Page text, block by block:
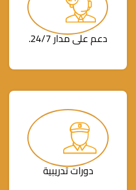
دعم على مدار 24/7.
دورات تدريبية